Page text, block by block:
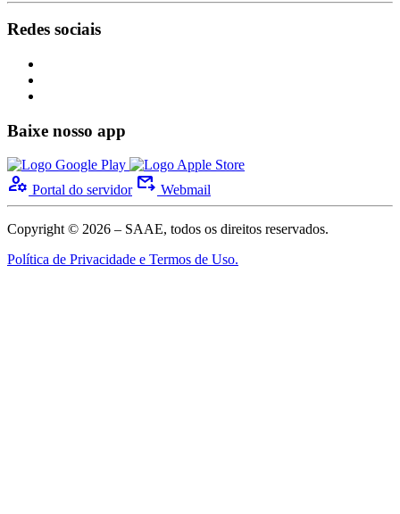
Redes sociais
Baixe nosso app
manage_accounts Portal do servidor outgoing_mail Webmail
Copyright © 2026 – SAAE, todos os direitos reservados.
Política de Privacidade e Termos de Uso.